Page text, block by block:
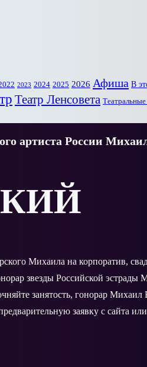
2023 2024 2025 2026 Афиша В
Театр Ленсовета
артиста России
Михаила на корпоратив,
звезды Российской эстрады
занятость, гонорар
заявку с сайта